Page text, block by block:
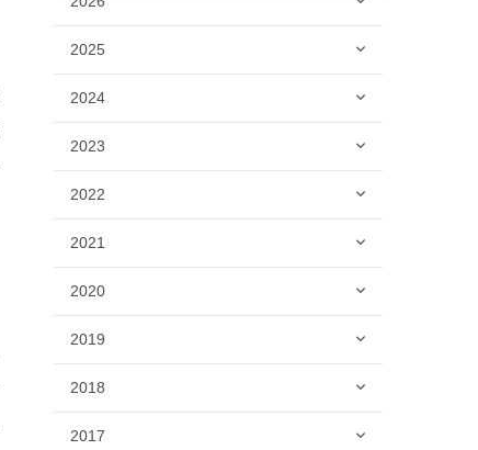
2025
2024
2023
2022
2021
2020
2019
2018
2017